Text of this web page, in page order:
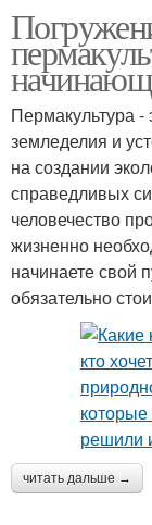
Пермакультура -
земледелия и
на создании
справедливых
человечество
жизненно
начинаете свой
обязательно
читать дальше →